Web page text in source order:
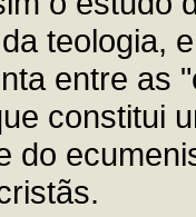
teologia,
entre as
constitui
do